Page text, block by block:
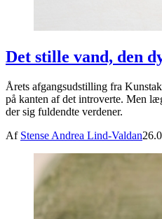
Det stille vand, den
Årets afgangsudstilling fra
på kanten af det introverte. Men
der sig fuldendte verdener.
Af Stense Andrea Lind-Valdan